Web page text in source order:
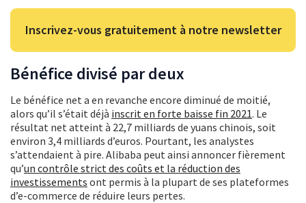
Inscrivez-vous gratuitement à notre newsletter
Bénéfice divisé par deux
Le bénéfice net a en revanche encore diminué de moitié,
alors qu’il s’était déjà inscrit en forte baisse fin 2021. Le
résultat net atteint à 22,7 milliards de yuans chinois, soit
environ 3,4 milliards d’euros. Pourtant, les analystes
s’attendaient à pire. Alibaba peut ainsi annoncer fièrement
qu’un contrôle strict des coûts et la réduction des
investissements ont permis à la plupart de ses plateformes
d’e-commerce de réduire leurs pertes.